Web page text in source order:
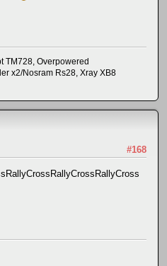
TM728, Overpowered
x2/Nosram Rs28, Xray XB8
#168